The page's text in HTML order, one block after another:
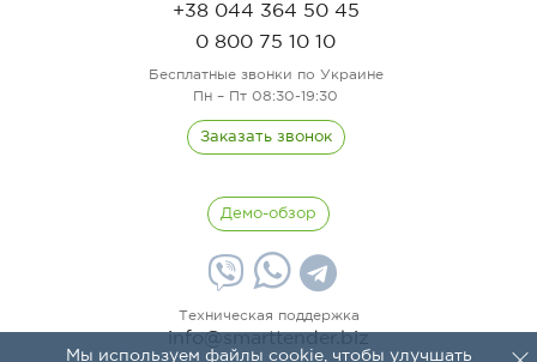
Мы используем файлы cookie, чтобы улучшать
+38 044 364 50 45
0 800 75 10 10
Бесплатные звонки по Украине
Пн – Пт 08:30-19:30
Заказать звонок
Техническая поддержка
Демо-обзор